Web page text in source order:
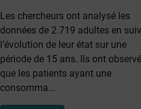
Les chercheurs ont analysé les
données de 2.719 adultes en
l’évolution de leur état sur une
période de 15 ans. Ils ont observé
que les patients ayant une
consomma...